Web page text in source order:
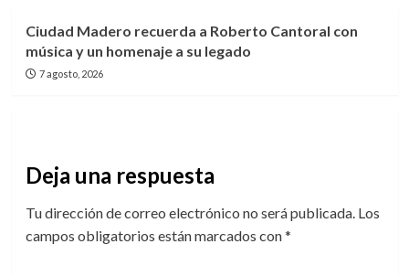
Ciudad Madero recuerda a Roberto Cantoral con
música y un homenaje a su legado
7 agosto, 2026
Deja una respuesta
Tu dirección de correo electrónico no será publicada. Los
campos obligatorios están marcados con*